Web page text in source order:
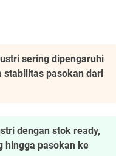
sering dipengaruhi
stabilitas pasokan dari
dengan stok ready,
hingga pasokan ke